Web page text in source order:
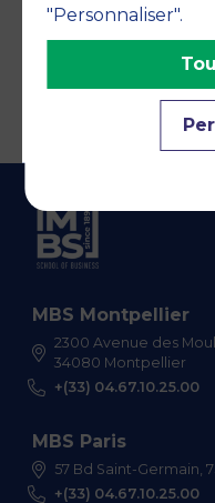
MBS Montpellier
2300 Avenue des
34080 Montpellier
+(33) 04.67.10.25.00
MBS Paris
57 Bd Saint-Germain,
+(33) 04.67.10.25.00
"Personnaliser".